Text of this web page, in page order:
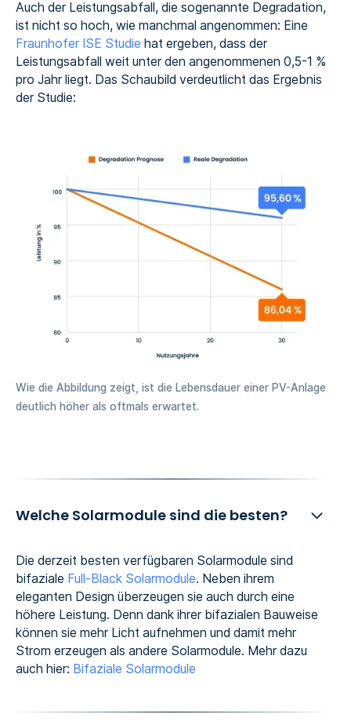
Auch der Leistungsabfall, die sogenannte Degradation,
ist nicht so hoch, wie manchmal angenommen: Eine
Fraunhofer ISE Studie hat ergeben, dass der
Leistungsabfall weit unter den angenommenen 0,5-1 %
pro Jahr liegt. Das Schaubild verdeutlicht das Ergebnis
der Studie:
Wie die Abbildung zeigt, ist die Lebensdauer einer PV-Anlage
deutlich höher als oftmals erwartet.
Welche Solarmodule sind die besten?
Die derzeit besten verfügbaren Solarmodule sind
bifaziale Full-Black Solarmodule. Neben ihrem
eleganten Design überzeugen sie auch durch eine
höhere Leistung. Denn dank ihrer bifazialen Bauweise
können sie mehr Licht aufnehmen und damit mehr
Strom erzeugen als andere Solarmodule. Mehr dazu
auch hier: Bifaziale Solarmodule